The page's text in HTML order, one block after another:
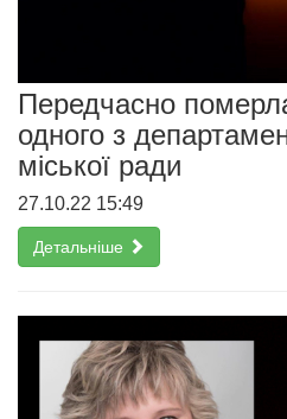
Передчасно
одного з
міської ради
27.10.22 15:49
Детальніше